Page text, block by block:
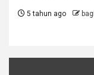
5 tahun ago